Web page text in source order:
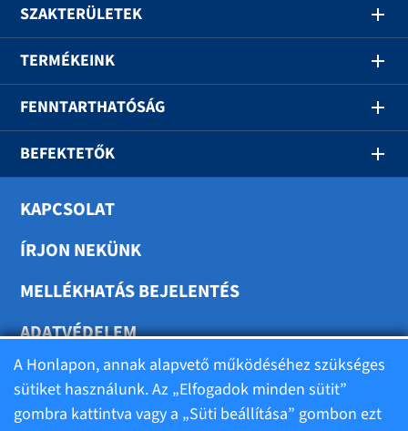
SZAKTERÜLETEK
TERMÉKEINK
FENNTARTHATÓSÁG
BEFEKTETŐK
KAPCSOLAT
ÍRJON NEKÜNK
MELLÉKHATÁS BEJELENTÉS
ADATVÉDELEM
SÜTIK BEÁLLÍTÁSA
A Honlapon, annak alapvető működéséhez szükséges
sütiket használunk. Az „Elfogadok minden sütit”
gombra kattintva vagy a „Süti beállítása” gombon ezt